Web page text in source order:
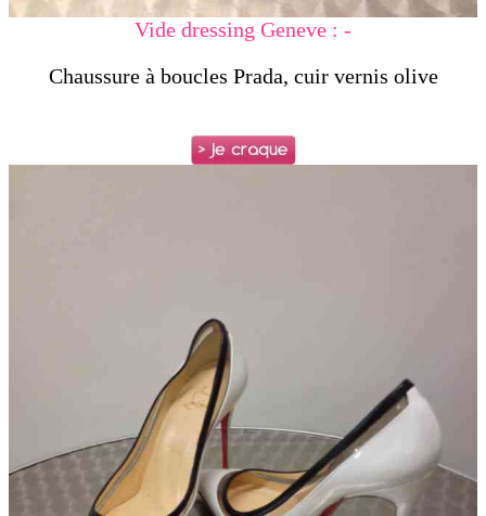
Vide dressing Geneve : -
Chaussure à boucles Prada, cuir vernis olive